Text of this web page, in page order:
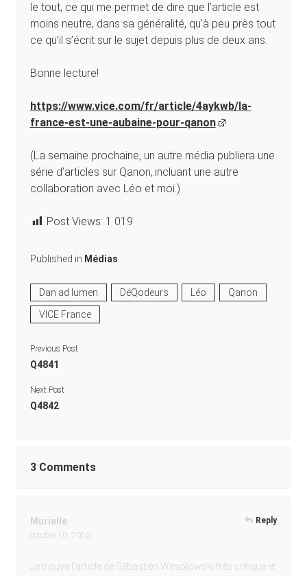
le tout, ce qui me permet de dire que l’article est
moins neutre, dans sa généralité, qu’à peu près tout
ce qu’il s’écrit sur le sujet depuis plus de deux ans.
Bonne lecture!
https://www.vice.com/fr/article/4aykwb/la-
france-est-une-aubaine-pour-qanon
(La semaine prochaine, un autre média publiera une
série d’articles sur Qanon,.incluant une autre
collaboration avec Léo et moi.)
Post Views: 1 019
Published in Médias
Dan ad lumen DéQodeurs Léo
Qanon
VICE France
Previous Post
Q4841
Next Post
Q4842
3 Comments
Murielle
octobre 10, 2020
Je trouve l’article de Sébastien Wesolowski très critique et
Reply